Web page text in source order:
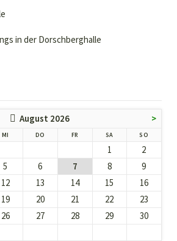
in der Dorschberghalle
August 2026 >
MI DO NNERSTAG
FR SA SO
1
2
5 6 7 8
9
12 13 14 15
16
19 20 21 22
23
26 27 28 29
30